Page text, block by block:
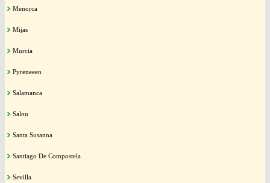
Menorca
Mijas
Murcia
Pyreneeen
Salamanca
Salou
Santa Susanna
Santiago De Compostela
Sevilla